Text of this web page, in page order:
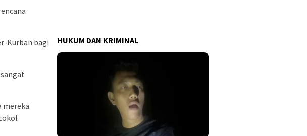
Kurban bagi
HUKUM DAN KRIMINAL